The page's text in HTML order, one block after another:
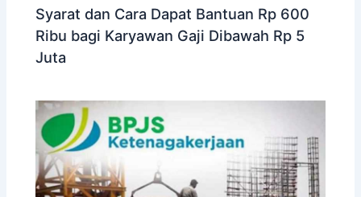
Syarat dan Cara Dapat Bantuan Rp 600
Ribu bagi Karyawan Gaji Dibawah Rp 5
Juta